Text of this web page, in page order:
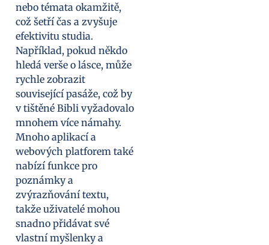
nebo témata okamžitě,
což šetří čas a zvyšuje
efektivitu studia.
Například, pokud někdo
hledá verše o lásce, může
rychle zobrazit
související pasáže, což by
v tištěné Bibli vyžadovalo
mnohem více námahy.
Mnoho aplikací a
webových platforem také
nabízí funkce pro
poznámky a
zvýrazňování textu,
takže uživatelé mohou
snadno přidávat své
vlastní myšlenky a